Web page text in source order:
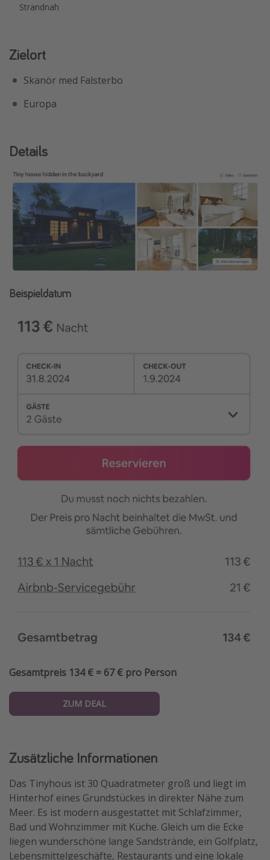
Strandnah
Zielort
Skanör med Falsterbo
Europa
Details
Beispieldatum
Gesamtpreis 134 € = 67 € pro Person
ZUM DEAL
Zusätzliche Informationen
Das Tinyhous ist 30 Quadratmeter groß und liegt im
Hinterhof eines Grundstückes in direkter Nähe zum
Meer. Es ist modern ausgestattet mit Schlafzimmer,
Bad und Wohnzimmer mit Küche. Gleich um die Ecke
liegen wunderschöne lange Sandstrände, ein Golfplatz,
Lebensmittelgeschäfte, Restaurants und eine lokale